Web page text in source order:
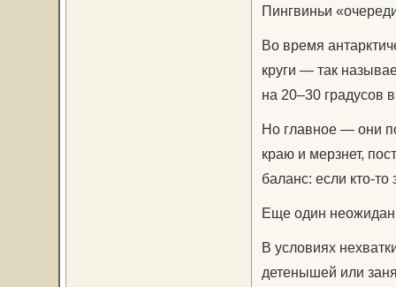
Пингвиньи
Во время
круги — так
на 20–30 градусов
Но главное — они
краю и мерзнет,
баланс: если кто-то
Еще один
В условиях
детенышей или